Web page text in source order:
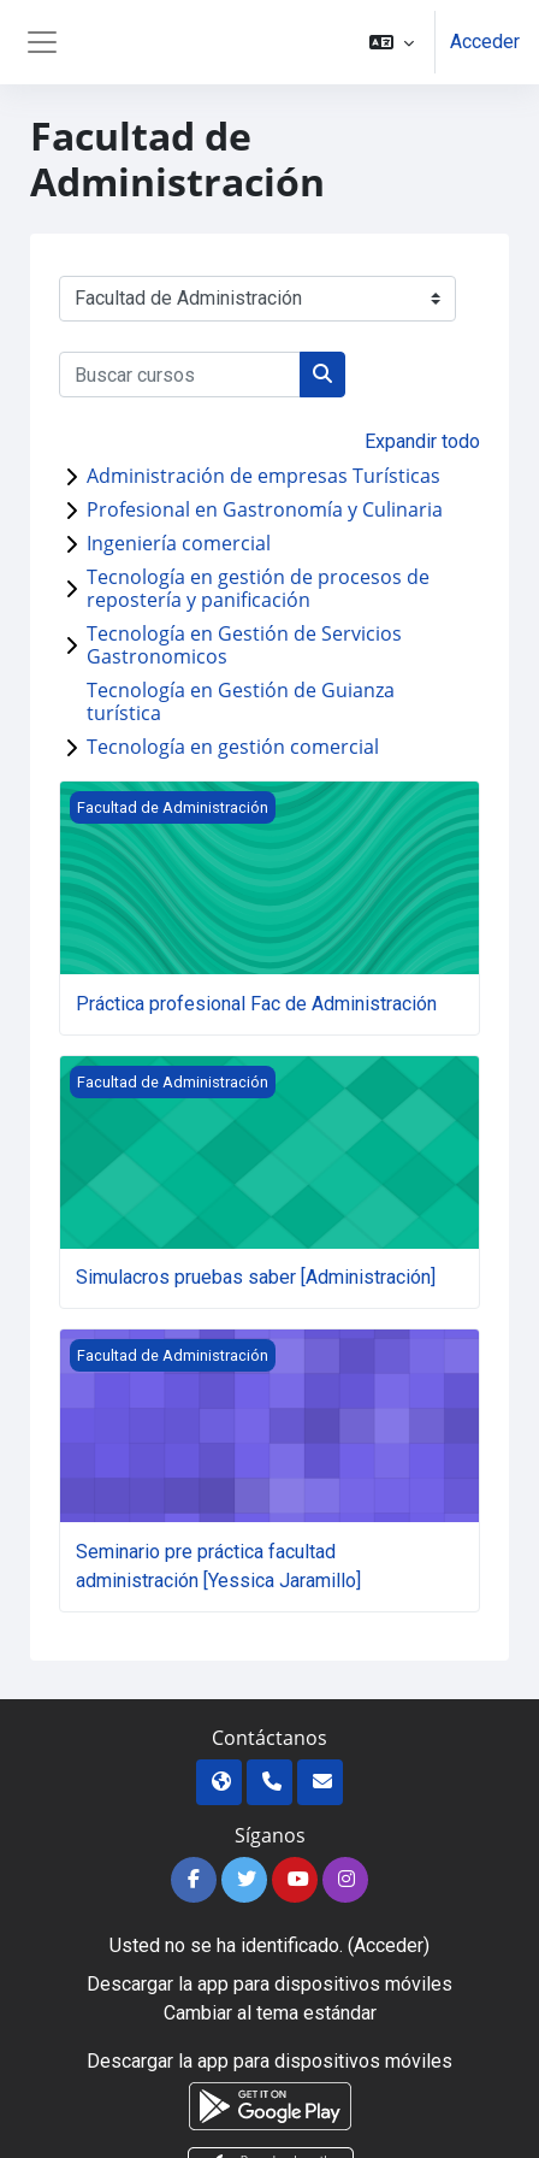
Acceder
Facultad de
Administración
Categorías
Buscar cursos
Buscar cursos
Expandir todo
Administración de empresas Turísticas
Profesional en Gastronomía y Culinaria
Ingeniería comercial
Tecnología en gestión de procesos de
repostería y panificación
Tecnología en Gestión de Servicios
Gastronomicos
Tecnología en Gestión de Guianza
turística
Tecnología en gestión comercial
Práctica profesional Fac de Administración
Facultad de Administración
Práctica profesional Fac de Administración
Simulacros pruebas saber [Administración]
Facultad de Administración
Simulacros pruebas saber [Administración]
Seminario pre práctica facultad administración [Yessica
Facultad de Administración
Seminario pre práctica facultad
administración [Yessica Jaramillo]
Contáctanos
Síganos
Usted no se ha identificado. (Acceder)
Descargar la app para dispositivos móviles
Cambiar al tema estándar
Descargar la app para dispositivos móviles